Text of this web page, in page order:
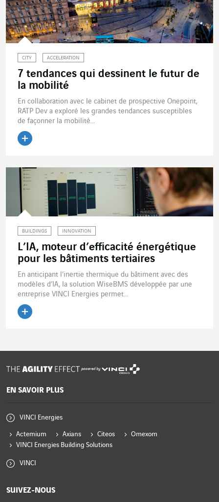
CITY ACCELERATION
7 tendances qui dessinent le futur de
la mobilité
En collaboration avec le cabinet de prospective Onepoint,
RATP Dev a exploré les grandes tendances susceptibles
de façonner la mobilité...
BUILDINGS INNOVATION
L’IA, moteur d’efficacité énergétique
pour les bâtiments tertiaires
En anticipant l’inertie thermique du bâtiment avec des
modèles d’IA, la solution WiseBMS développée par une
entreprise VINCI Energies permet...
powered by
EN SAVOIR PLUS
VINCI Energies
Actemium Axians Citeos
Omexom
VINCI Energies Building Solutions
VINCI
SUIVEZ-NOUS